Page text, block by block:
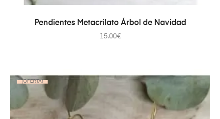
AÑADIR AL CARRITO
Pendientes Metacrilato Árbol de Navidad
15.00€
¡OFERTA!